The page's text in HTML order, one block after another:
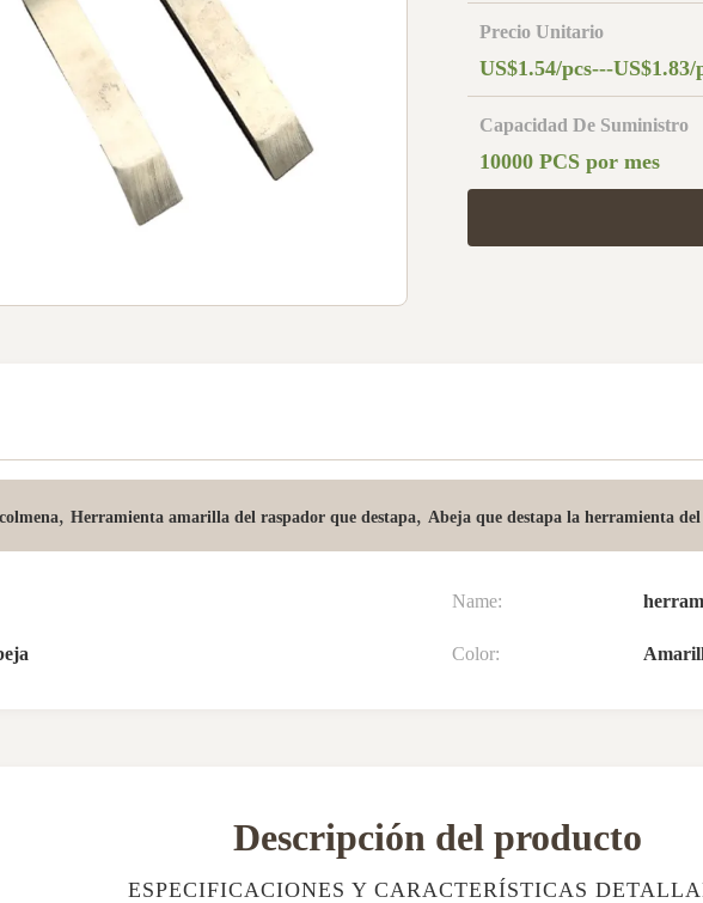
Precio Unitario
US$1.54/pcs---US$1.83/
Capacidad De Suministro
10000 PCS por mes
, Herramienta amarilla del raspador que destapa, Abeja que destapa la herramienta
Name:
Color:
Descripción del producto
ESPECIFICACIONES Y CARACTERÍSTICAS